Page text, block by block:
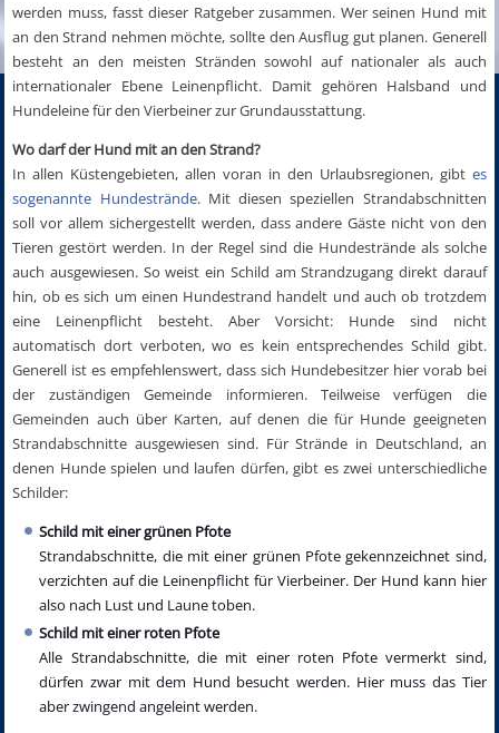
werden muss, fasst dieser Ratgeber zusammen. Wer seinen Hund mit
an den Strand nehmen möchte, sollte den Ausflug gut planen. Generell
besteht an den meisten Stränden sowohl auf nationaler als auch
internationaler Ebene Leinenpflicht. Damit gehören Halsband und
Hundeleine für den Vierbeiner zur Grundausstattung.
Wo darf der Hund mit an den Strand?
In allen Küstengebieten, allen voran in den Urlaubsregionen, gibt es
sogenannte Hundestrände. Mit diesen speziellen Strandabschnitten
soll vor allem sichergestellt werden, dass andere Gäste nicht von den
Tieren gestört werden. In der Regel sind die Hundestrände als solche
auch ausgewiesen. So weist ein Schild am Strandzugang direkt darauf
hin, ob es sich um einen Hundestrand handelt und auch ob trotzdem
eine Leinenpflicht besteht. Aber Vorsicht: Hunde sind nicht
automatisch dort verboten, wo es kein entsprechendes Schild gibt.
Generell ist es empfehlenswert, dass sich Hundebesitzer hier vorab bei
der zuständigen Gemeinde informieren. Teilweise verfügen die
Gemeinden auch über Karten, auf denen die für Hunde geeigneten
Strandabschnitte ausgewiesen sind. Für Strände in Deutschland, an
denen Hunde spielen und laufen dürfen, gibt es zwei unterschiedliche
Schilder:
Schild mit einer grünen Pfote
Strandabschnitte, die mit einer grünen Pfote gekennzeichnet sind,
verzichten auf die Leinenpflicht für Vierbeiner. Der Hund kann hier
also nach Lust und Laune toben.
Schild mit einer roten Pfote
Alle Strandabschnitte, die mit einer roten Pfote vermerkt sind,
dürfen zwar mit dem Hund besucht werden. Hier muss das Tier
aber zwingend angeleint werden.